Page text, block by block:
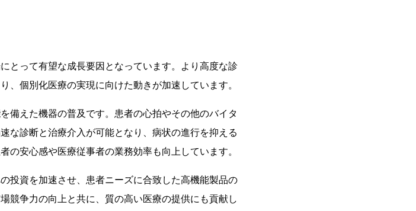
とって有望な成長要因となっています。より高度な診
、個別化医療の実現に向けた動きが加速しています。
備えた機器の普及です。患者の心拍やその他のバイタ
な診断と治療介入が可能となり、病状の進行を抑える
の安心感や医療従事者の業務効率も向上しています。
投資を加速させ、患者ニーズに合致した高機能製品の
競争力の向上と共に、質の高い医療の提供にも貢献し